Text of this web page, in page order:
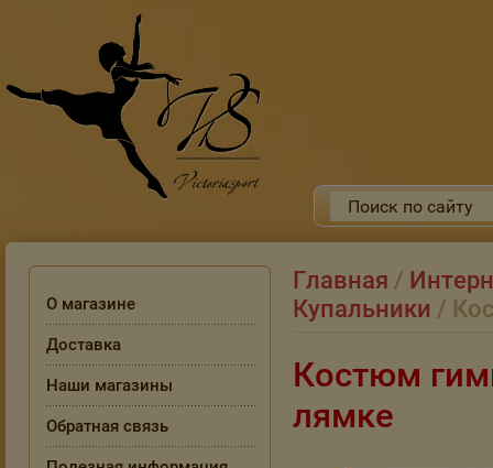
Главная /
Купальники /
Костюм
лямке
О магазине
Доставка
Наши магазины
Обратная связь